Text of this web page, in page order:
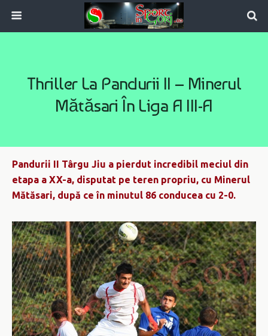
Thriller La Pandurii II – Minerul
Mătăsari În Liga A III-A
Pandurii II Târgu Jiu a pierdut incredibil meciul din
etapa a XX-a, disputat pe teren propriu, cu Minerul
Mătăsari, după ce în minutul 86 conducea cu 2-0.